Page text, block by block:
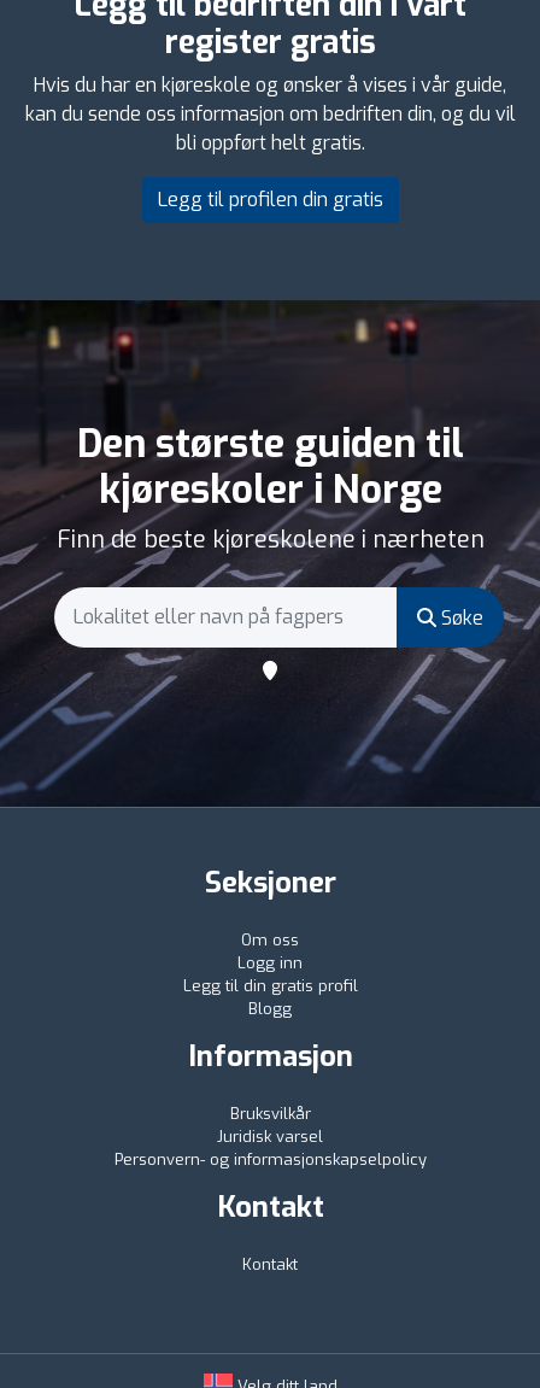
register gratis
Hvis du har en kjøreskole og ønsker å vises i vår guide,
kan du sende oss informasjon om bedriften din, og du vil
bli oppført helt gratis.
Legg til profilen din gratis
Den største guiden til
kjøreskoler i Norge
Finn de beste kjøreskolene i nærheten
Søke
Seksjoner
Om oss
Logg inn
Legg til din gratis profil
Blogg
Informasjon
Bruksvilkår
Juridisk varsel
Personvern- og informasjonskapselpolicy
Kontakt
Kontakt